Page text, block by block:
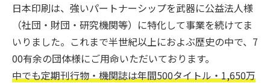
日本印刷は、強いパートナーシップを武器に公益法人様
（社団・財団・研究機関等）に特化して事業を続けてま
いりました。これまで半世紀以上におよぶ歴史の中で、7
00有余の団体様にご用命いただいております。
中でも定期刊行物・機関誌は年間500タイトル・1,650万